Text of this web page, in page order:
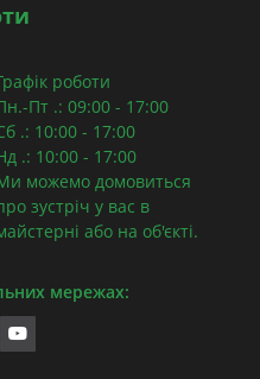
роботи
Пт .: 09:00 - 17:00
.: 10:00 - 17:00
.: 10:00 - 17:00
можемо домовиться
зустріч у вас в
або на об'єкті.
мережах: